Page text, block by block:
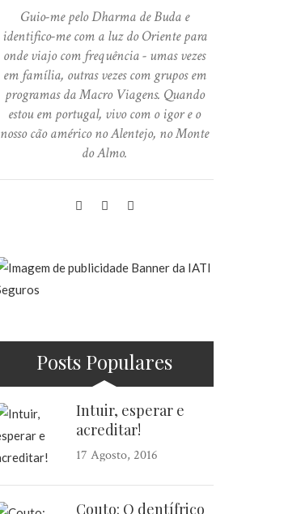
Guio-me pelo Dharma de Buda e
identifico-me com a luz do Oriente para
onde viajo com frequência - umas vezes
em família, outras vezes com grupos em
programas da Macro Viagens. Quando
estou em portugal, vivo com o igor e o
nosso cão américo no Alentejo, no Monte
do Almo.
Posts Populares
Intuir, esperar e
acreditar!
17 Agosto, 2016
Couto: O dentífrico